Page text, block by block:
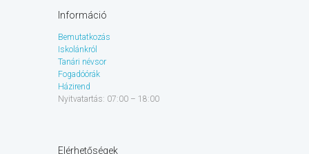
Információ
Bemutatkozás
Iskolánkról
Tanári névsor
Fogadóórák
Házirend
Nyitvatartás: 07:00 – 18:00
Elérhetőségek